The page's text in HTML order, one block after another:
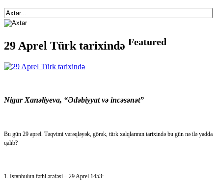
29 Aprel Türk tarixində Featured
Nigar Xanəliyeva, “Ədəbiyyat və incəsənət”
Bu gün 29 aprel. Təqvimi vərəqləyək, görək, türk xalqlarının tarixində bu gün nə ilə yadda
qalıb?
1. İstanbulun fəthi ərəfəsi – 29 Aprel 1453: